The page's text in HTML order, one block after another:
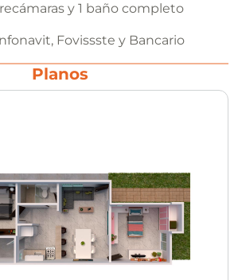
y 1 baño completo
Fovissste y Bancario
Planos